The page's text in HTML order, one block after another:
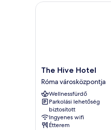
The
Hive
Hotel
Róma
városközpontja
The Hive Hotel
Róma városközpontja
Wellnessfürdő
Parkolási lehetőség
biztosított
Ingyenes wifi
Étterem
The Hive Hotel